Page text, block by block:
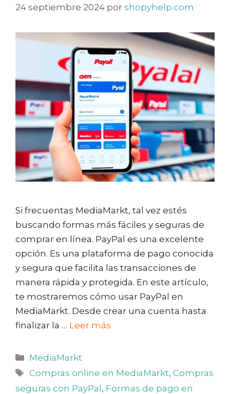
24 septiembre 2024 por shopyhelp.com
Si frecuentas MediaMarkt, tal vez estés
buscando formas más fáciles y seguras de
comprar en línea. PayPal es una excelente
opción. Es una plataforma de pago conocida
y segura que facilita las transacciones de
manera rápida y protegida. En este artículo,
te mostraremos cómo usar PayPal en
MediaMarkt. Desde crear una cuenta hasta
finalizar la … Leer más
Categorías
MediaMarkt
Etiquetas
Compras online en MediaMarkt,Compras
seguras con PayPal, Formas de pago en